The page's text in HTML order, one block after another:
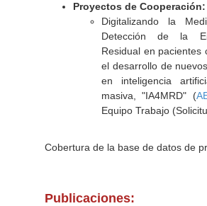
Proyectos de Cooperación:
Digitalizando la
Detección de la
Residual en pacientes
el desarrollo de
en inteligencia
masiva, "IA4MRD" (
Equipo Trabajo
Cobertura de la base de datos de
Publicaciones: